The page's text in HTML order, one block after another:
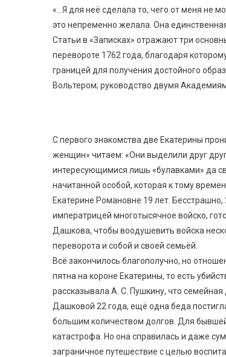
«…Я для неё сделала то, чего от меня не
это непременно желала. Она
Статьи в «Записках» отражают три
перевороте 1762 года, благодаря
границей для получения достойного
Вольтером; руководство двумя
С первого знакомства две Екатерины
женщин» читаем: «Они выделили друг
интересующимися лишь «булавками» да
начитанной особой, которая к тому
Екатерине Романовне 19 лет.
императрицей многотысячное войско,
Дашкова, чтобы воодушевить войска
переворота и собой и своей семьёй.
Всё закончилось благополучно, но
пятна на короне Екатерины, то есть
рассказывала А. С. Пушкину, что
Дашковой 22 года, ещё одна беда
большим количеством долгов. Для
катастрофа. Но она справилась и даже
заграничное путешествие с целью